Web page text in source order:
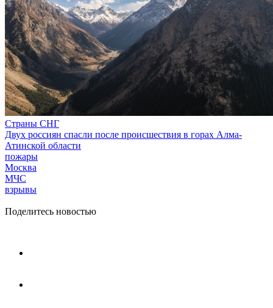
Страны СНГ
Двух россиян спасли после происшествия в горах Алма-
Атинской области
пожары
Москва
МЧС
взрывы
Поделитесь новостью